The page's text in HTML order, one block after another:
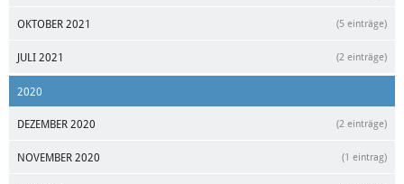
OKTOBER 2021 (5 einträge)
JULI 2021 (2 einträge)
2020
DEZEMBER 2020 (2 einträge)
NOVEMBER 2020 (1 eintrag)